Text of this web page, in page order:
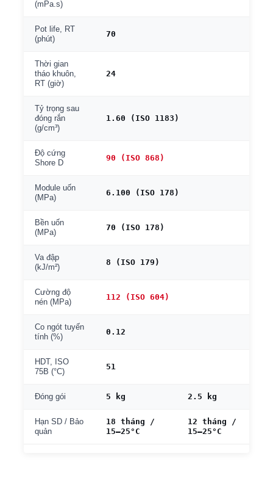
(mPa.s)
Pot life, RT
(phút)
70
Thời gian
tháo khuôn,
RT (giờ)
24
Tỷ trọng sau
đóng rắn
(g/cm³)
1.60 (ISO 1183)
Độ cứng
Shore D
90 (ISO 868)
Module uốn
(MPa)
6.100 (ISO 178)
Bền uốn
(MPa)
70 (ISO 178)
Va đập
(kJ/m²)
8 (ISO 179)
Cường độ
nén (MPa)
112 (ISO 604)
Co ngót tuyến
tính (%)
0.12
HDT, ISO
75B (°C)
51
Đóng gói 5 kg 2.5 kg
Hạn SD / Bảo
quản
18 tháng /
15–25°C
12 tháng /
15–25°C